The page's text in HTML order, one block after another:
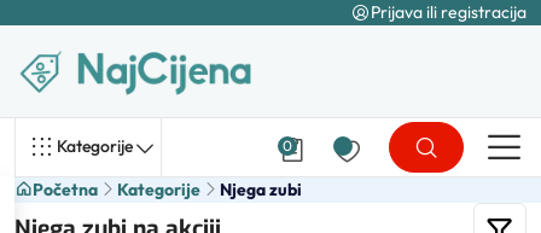
Prijava ili registracija
Kategorije 0
Početna Kategorije Njega zubi